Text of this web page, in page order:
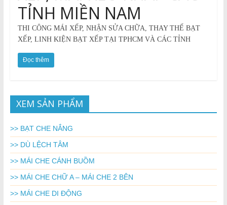
TỈNH MIỀN NAM
THI CÔNG MÁI XẾP, NHẬN SỬA CHỮA, THAY THẾ BẠT
XẾP, LINH KIỆN BẠT XẾP TẠI TPHCM VÀ CÁC TỈNH
Đọc thêm
XEM SẢN PHẨM
>> BẠT CHE NẮNG
>> DÙ LỆCH TÂM
>> MÁI CHE CÁNH BUỒM
>> MÁI CHE CHỮ A – MÁI CHE 2 BÊN
>> MÁI CHE DI ĐỘNG